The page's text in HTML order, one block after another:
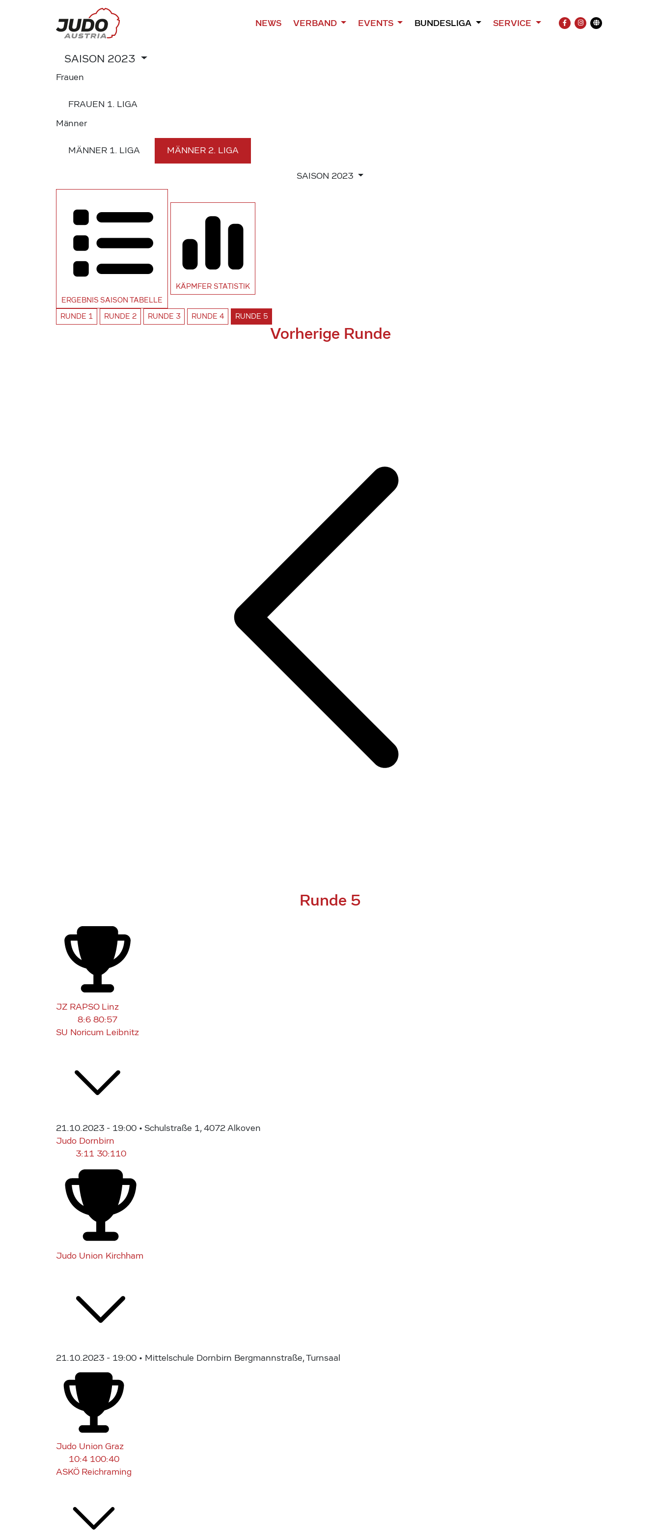
NEWS VERBAND EVENTS BUNDESLIGA SERVICE
FACEBOOK
INSTAGRAM
Übersetzung
SAISON 2023
Frauen
FRAUEN 1. LIGA
Männer
MÄNNER 1. LIGA MÄNNER 2. LIGA
SAISON 2023
ERGEBNIS SAISON TABELLE
KÄPMFER STATISTIK
RUNDE 1 RUNDE 2 RUNDE 3 RUNDE 4 RUNDE 5
Vorherige Runde
Runde 5
JZ RAPSO Linz
8:6 80:57
SU Noricum Leibnitz
21.10.2023 - 19:00 • Schulstraße 1, 4072 Alkoven
Judo Dornbirn
3:11 30:110
Judo Union Kirchham
21.10.2023 - 19:00 • Mittelschule Dornbirn Bergmannstraße, Turnsaal
Judo Union Graz
10:4 100:40
ASKÖ Reichraming